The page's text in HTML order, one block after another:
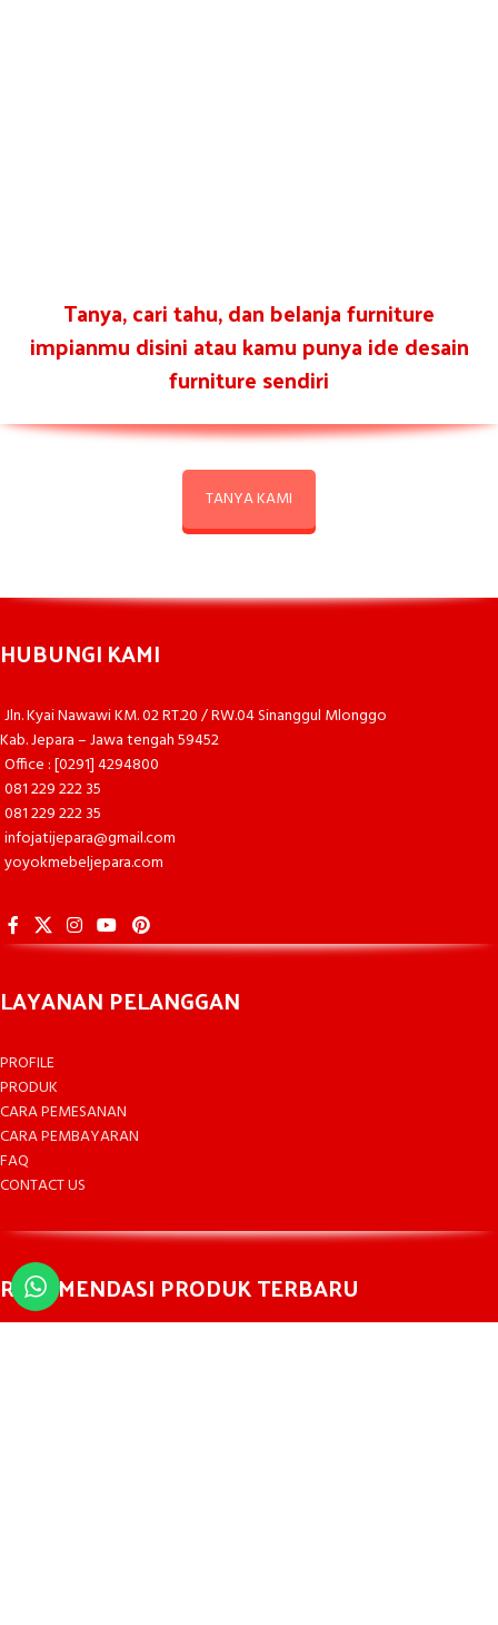
Tanya, cari tahu, dan belanja furniture
impianmu disini atau kamu punya ide desain
furniture sendiri
TANYA KAMI
HUBUNGI KAMI
Jln. Kyai Nawawi KM. 02 RT.20 / RW.04 Sinanggul Mlonggo
Kab. Jepara – Jawa tengah 59452
Office : [0291] 4294800
081 229 222 35
081 229 222 35
infojatijepara@gmail.com
yoyokmebeljepara.com
LAYANAN PELANGGAN
PROFILE
PRODUK
CARA PEMESANAN
CARA PEMBAYARAN
FAQ
CONTACT US
REKOMENDASI PRODUK TERBARU